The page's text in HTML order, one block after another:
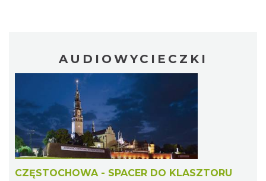
AUDIOWYCIECZKI
CZĘSTOCHOWA - SPACER DO KLASZTORU